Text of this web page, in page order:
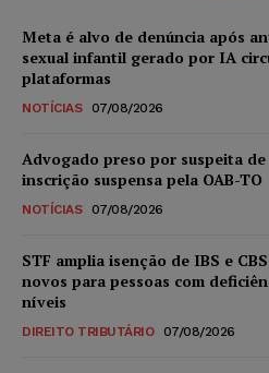
Meta é alvo de denúncia após
sexual infantil gerado por IA
plataformas
NOTÍCIAS 07/08/2026
Advogado preso por suspeita
inscrição suspensa pela OAB-TO
NOTÍCIAS 07/08/2026
STF amplia isenção de IBS e
novos para pessoas com
níveis
DIREITO TRIBUTÁRIO 07/08/2026